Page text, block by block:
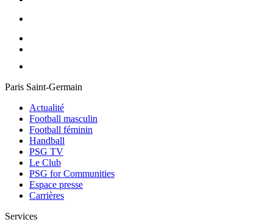
Paris Saint-Germain
Actualité
Football masculin
Football féminin
Handball
PSG TV
Le Club
PSG for Communities
Espace presse
Carrières
Services